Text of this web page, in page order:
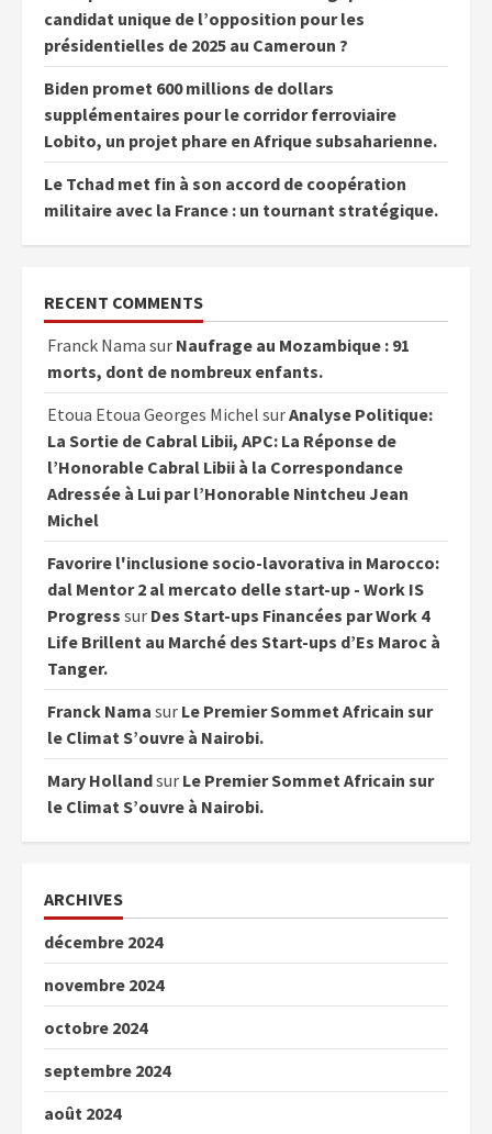
candidat unique de l’opposition pour les
présidentielles de 2025 au Cameroun ?
Biden promet 600 millions de dollars
supplémentaires pour le corridor ferroviaire
Lobito, un projet phare en Afrique subsaharienne.
Le Tchad met fin à son accord de coopération
militaire avec la France : un tournant stratégique.
RECENT COMMENTS
Franck Nama sur Naufrage au Mozambique : 91
morts, dont de nombreux enfants.
Etoua Etoua Georges Michel surAnalyse Politique:
La Sortie de Cabral Libii, APC: La Réponse de
l’Honorable Cabral Libii à la Correspondance
Adressée à Lui par l’Honorable Nintcheu Jean
Michel
Favorire l'inclusione socio-lavorativa in Marocco:
dal Mentor 2 al mercato delle start-up - Work IS
Progress sur Des Start-ups Financées par Work 4
Life Brillent au Marché des Start-ups d’Es Maroc à
Tanger.
Franck Nama sur Le Premier Sommet Africain sur
le Climat S’ouvre à Nairobi.
Mary Hollandsur Le Premier Sommet Africain sur
le Climat S’ouvre à Nairobi.
ARCHIVES
décembre 2024
novembre 2024
octobre 2024
septembre 2024
août 2024